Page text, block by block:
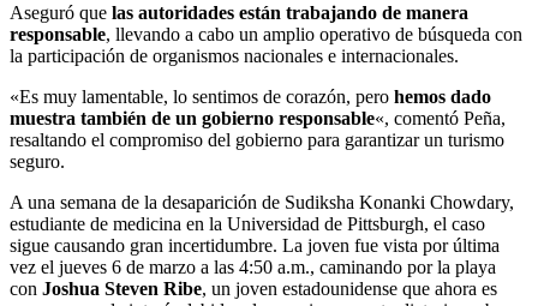
Aseguró que las autoridades están trabajando de manera
responsable, llevando a cabo un amplio operativo de búsqueda con
la participación de organismos nacionales e internacionales.
«Es muy lamentable, lo sentimos de corazón, pero hemos dado
muestra también de un gobierno responsable«, comentó Peña,
resaltando el compromiso del gobierno para garantizar un turismo
seguro.
A una semana de la desaparición de Sudiksha Konanki Chowdary,
estudiante de medicina en la Universidad de Pittsburgh, el caso
sigue causando gran incertidumbre. La joven fue vista por última
vez el jueves 6 de marzo a las 4:50 a.m., caminando por la playa
con Joshua Steven Ribe, un joven estadounidense que ahora es